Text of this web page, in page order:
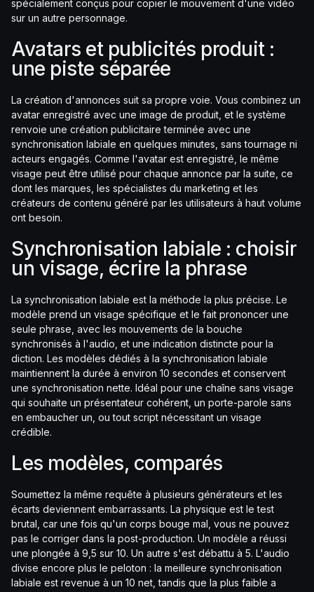
spécialement conçus pour copier le mouvement d'une vidéo
sur un autre personnage.
Avatars et publicités produit :
une piste séparée
La création d'annonces suit sa propre voie. Vous combinez un
avatar enregistré avec une image de produit, et le système
renvoie une création publicitaire terminée avec une
synchronisation labiale en quelques minutes, sans tournage ni
acteurs engagés. Comme l'avatar est enregistré, le même
visage peut être utilisé pour chaque annonce par la suite, ce
dont les marques, les spécialistes du marketing et les
créateurs de contenu généré par les utilisateurs à haut volume
ont besoin.
Synchronisation labiale : choisir
un visage, écrire la phrase
La synchronisation labiale est la méthode la plus précise. Le
modèle prend un visage spécifique et le fait prononcer une
seule phrase, avec les mouvements de la bouche
synchronisés à l'audio, et une indication distincte pour la
diction. Les modèles dédiés à la synchronisation labiale
maintiennent la durée à environ 10 secondes et conservent
une synchronisation nette. Idéal pour une chaîne sans visage
qui souhaite un présentateur cohérent, un porte-parole sans
en embaucher un, ou tout script nécessitant un visage
crédible.
Les modèles, comparés
Soumettez la même requête à plusieurs générateurs et les
écarts deviennent embarrassants. La physique est le test
brutal, car une fois qu'un corps bouge mal, vous ne pouvez
pas le corriger dans la post-production. Un modèle a réussi
une plongée à 9,5 sur 10. Un autre s'est débattu à 5. L'audio
divise encore plus le peloton : la meilleure synchronisation
labiale est revenue à un 10 net, tandis que la plus faible a